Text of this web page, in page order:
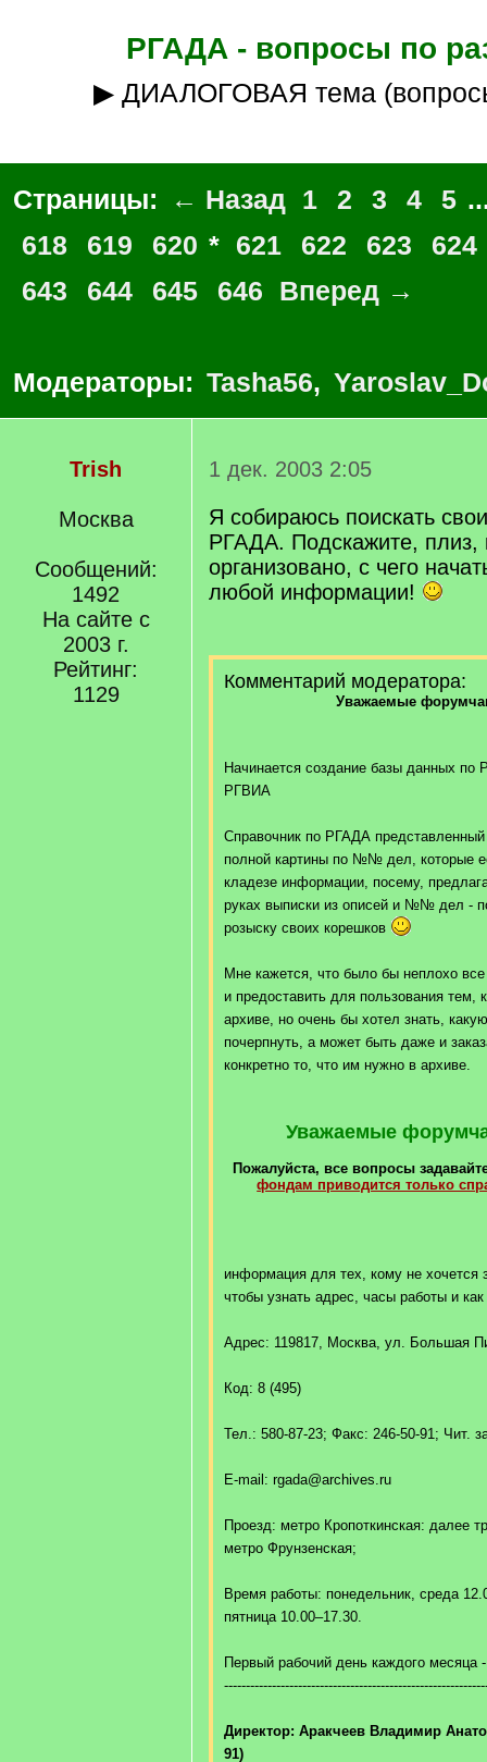
РГАДА - вопросы по
▶ ДИАЛОГОВАЯ тема
Страницы: ← Назад 1 2 3 4 5
618
619 620 * 621 622 623 624
643
644 645 646 Вперед →
Модераторы: Tasha56,
Trish
Москва
Сообщений:
1492
На сайте с
2003 г.
Рейтинг:
1129
1 дек. 2003 2:05
Я собираюсь поискать
РГАДА. Подскажите, плиз,
организовано, с чего
любой информации!
Комментарий модератора:
Уважаемые
Начинается создание базы данных по
РГВИА
Справочник по РГАДА
полной картины по №№ дел, которые
кладезе информации, посему,
руках выписки из описей и №№ дел -
розыску своих корешков
Мне кажется, что было бы неплохо
и предоставить для пользования тем,
архиве, но очень бы хотел знать,
почерпнуть, а может быть даже и
конкретно то, что им нужно в архиве.
Уважаемые
Пожалуйста, все вопросы
фондам приводится только
информация для тех, кому не хочется
чтобы узнать адрес, часы работы и
Адрес: 119817, Москва, ул. Большая
Код: 8 (495)
Тел.: 580-87-23; Факс: 246-50-91; Чит.
E-mail: rgada@archives.ru
Проезд: метро Кропоткинская: далее
метро Фрунзенская;
Время работы: понедельник, среда
пятница 10.00–17.30.
Первый рабочий день каждого месяца
Директор: Аракчеев Владимир
91)